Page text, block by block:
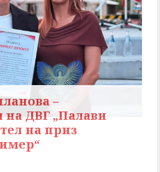
–
на ДВГ „Палави
на приз